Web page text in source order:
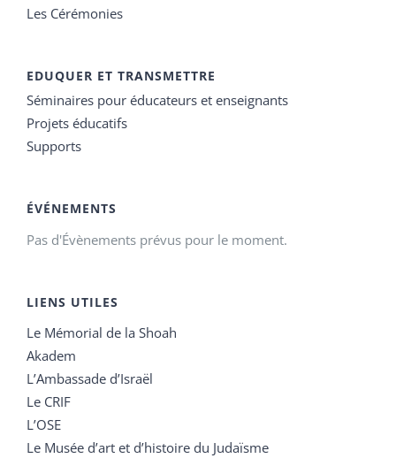
Les Cérémonies
EDUQUER ET TRANSMETTRE
Séminaires pour éducateurs et enseignants
Projets éducatifs
Supports
ÉVÉNEMENTS
Pas d'Évènements prévus pour le moment.
LIENS UTILES
Le Mémorial de la Shoah
Akadem
L’Ambassade d’Israël
Le CRIF
L’OSE
Le Musée d’art et d’histoire du Judaïsme